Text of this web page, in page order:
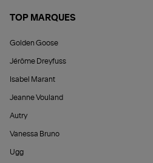
TOP MARQUES
Golden Goose
Jérôme Dreyfuss
Isabel Marant
Jeanne Vouland
Autry
Vanessa Bruno
Ugg